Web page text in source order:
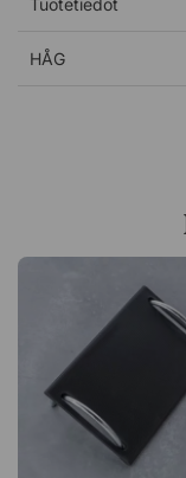
Vaihtele
Harjoita ja
Satulaistuin
aktivoit vartalon
säännöllisessä
kuormitusta,
lannerangalle,
Työskentele
Tuotetiedot
HÅG